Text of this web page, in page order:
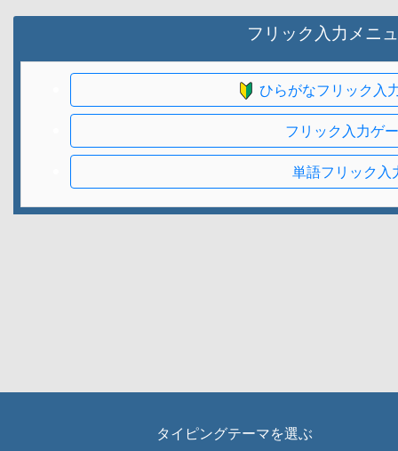
フリック入力メニ
ひらがなフリック入
フリック入力ゲ
単語フリック入
タイピングテーマを選ぶ